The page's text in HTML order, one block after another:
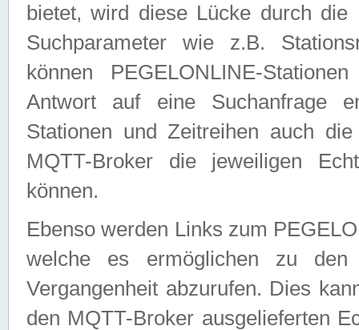
bietet, wird diese Lücke durch die
Suchparameter wie z.B.
können PEGELONLINE-
Antwort auf eine Suchanfrage
Stationen und Zeitreihen auch
MQTT-Broker die jeweiligen
können.
Ebenso werden Links zum
welche es ermöglichen zu den
Vergangenheit abzurufen. Dies
den MQTT-Broker ausgelieferten